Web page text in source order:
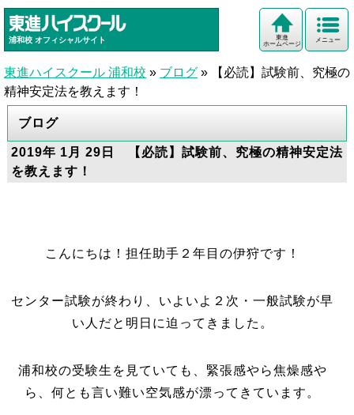
浦和校 オフィシャルサイト メニュー
東進
ホームページ
東進ハイスクール 浦和校 » ブログ »
【必読】試験前、究極の
精神安定法を教えます！
ブログ
2019年 1月 29日 【必読】試験前、究極の精神安定法
を教えます！
こんにちは！担任助手２年目の伊狩です！
センター試験が終わり、いよいよ２次・一般試験が早
い人だと明日に迫ってきました。
浦和校の受験生を見ていても、緊張感やら焦燥感や
ら、何とも言い難い空気感が漂ってきています。